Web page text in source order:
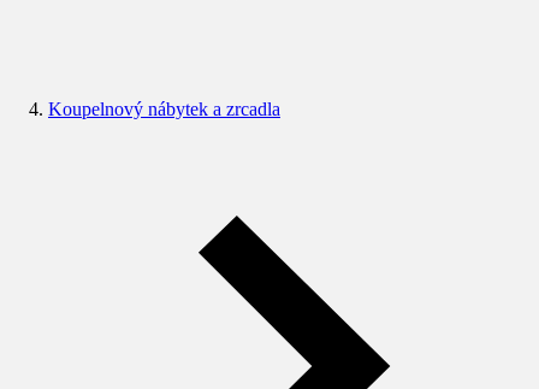
Koupelnový nábytek a zrcadla